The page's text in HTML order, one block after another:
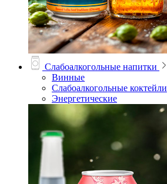
Слабоалкогольные напитки
Винные
Слабоалкогольные коктейли
Энергетические